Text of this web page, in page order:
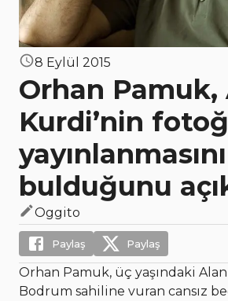
8 Eylül 2015
Orhan Pamuk,
Kurdi’nin
bulduğunu
Oggito
Paylaş Paylaş
Orhan Pamuk, üç yaşındaki
Bodrum sahiline vuran cansız